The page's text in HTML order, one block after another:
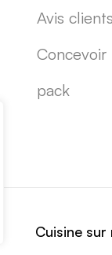
Avis clients
Concevoir
pack
Cuisine